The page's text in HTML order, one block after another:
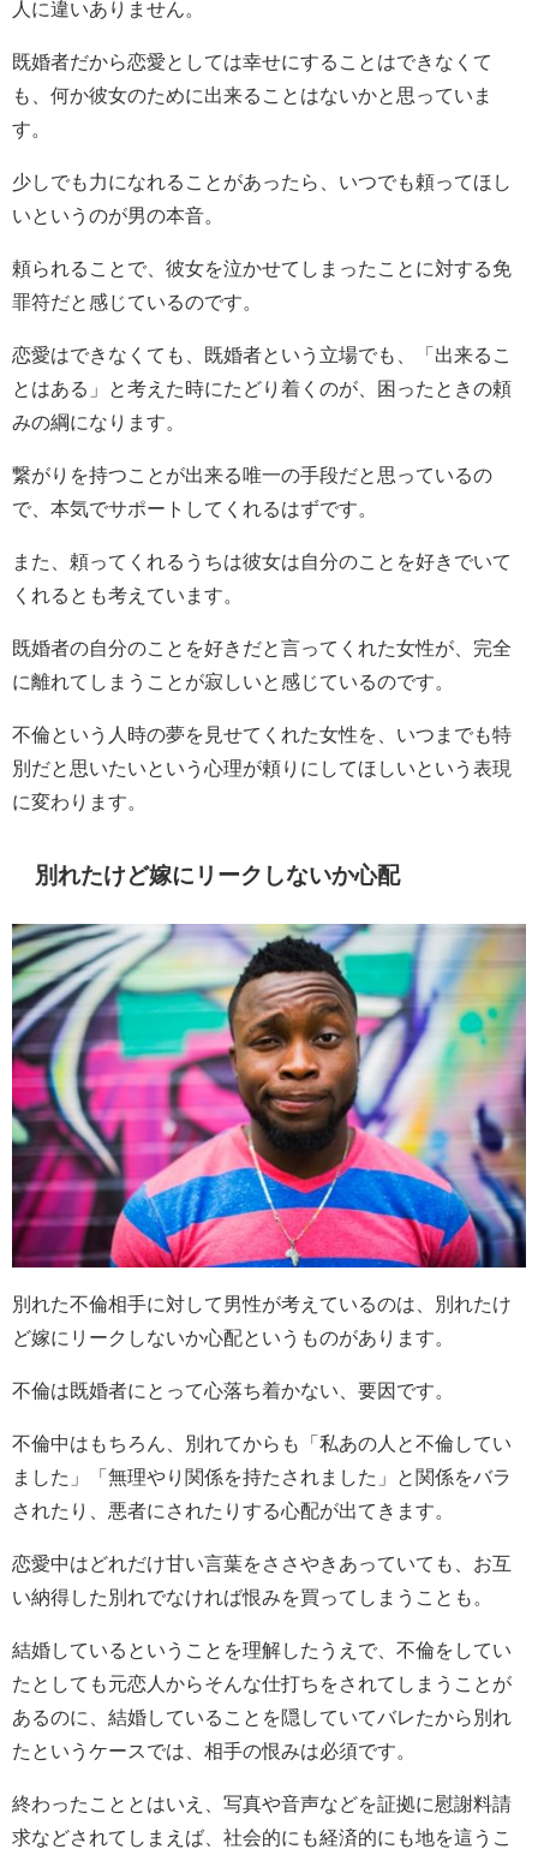
人に違いありません。
既婚者だから恋愛としては幸せにすることはできなくて
も、何か彼女のために出来ることはないかと思っていま
す。
少しでも力になれることがあったら、いつでも頼ってほし
いというのが男の本音。
頼られることで、彼女を泣かせてしまったことに対する免
罪符だと感じているのです。
恋愛はできなくても、既婚者という立場でも、「出来るこ
とはある」と考えた時にたどり着くのが、困ったときの頼
みの綱になります。
繋がりを持つことが出来る唯一の手段だと思っているの
で、本気でサポートしてくれるはずです。
また、頼ってくれるうちは彼女は自分のことを好きでいて
くれるとも考えています。
既婚者の自分のことを好きだと言ってくれた女性が、完全
に離れてしまうことが寂しいと感じているのです。
不倫という人時の夢を見せてくれた女性を、いつまでも特
別だと思いたいという心理が頼りにしてほしいという表現
に変わります。
別れたけど嫁にリークしないか心配
別れた不倫相手に対して男性が考えているのは、別れたけ
ど嫁にリークしないか心配というものがあります。
不倫は既婚者にとって心落ち着かない、要因です。
不倫中はもちろん、別れてからも「私あの人と不倫してい
ました」「無理やり関係を持たされました」と関係をバラ
されたり、悪者にされたりする心配が出てきます。
恋愛中はどれだけ甘い言葉をささやきあっていても、お互
い納得した別れでなければ恨みを買ってしまうことも。
結婚しているということを理解したうえで、不倫をしてい
たとしても元恋人からそんな仕打ちをされてしまうことが
あるのに、結婚していることを隠していてバレたから別れ
たというケースでは、相手の恨みは必須です。
終わったこととはいえ、写真や音声などを証拠に慰謝料請
求などされてしまえば、社会的にも経済的にも地を這うこ